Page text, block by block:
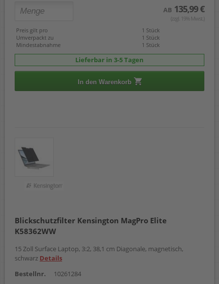
AB 135,99 €
(zzgl. 19% Mwst.)
Preis gilt pro
1 Stück
Umverpackt zu
1 Stück
Mindestabnahme
1 Stück
Lieferbar in 3-5 Tagen
In den Warenkorb
Blickschutzfilter Kensington MagPro Elite
K58362WW
15 Zoll Surface Laptop, 3:2, 38,1 cm Diagonale, magnetisch,
schwarz Details
Bestellnr.
10261284